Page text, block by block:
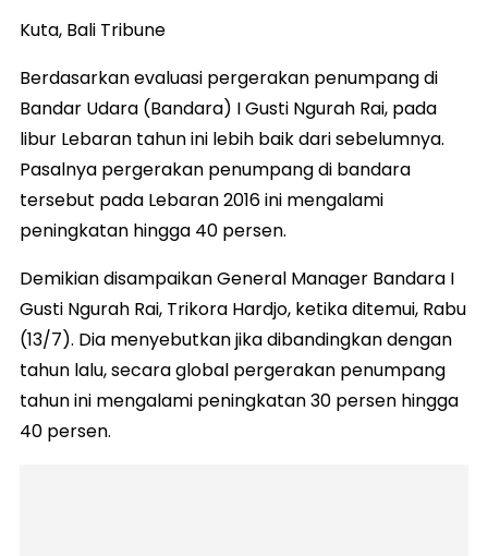
Kuta, Bali Tribune
Berdasarkan evaluasi pergerakan penumpang di
Bandar Udara (Bandara) I Gusti Ngurah Rai, pada
libur Lebaran tahun ini lebih baik dari sebelumnya.
Pasalnya pergerakan penumpang di bandara
tersebut pada Lebaran 2016 ini mengalami
peningkatan hingga 40 persen.
Demikian disampaikan General Manager Bandara I
Gusti Ngurah Rai, Trikora Hardjo, ketika ditemui, Rabu
(13/7). Dia menyebutkan jika dibandingkan dengan
tahun lalu, secara global pergerakan penumpang
tahun ini mengalami peningkatan 30 persen hingga
40 persen.